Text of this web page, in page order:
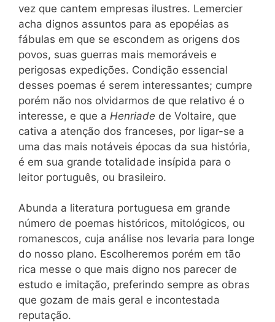
vez que cantem empresas ilustres. Lemercier
acha dignos assuntos para as epopéias as
fábulas em que se escondem as origens dos
povos, suas guerras mais memoráveis e
perigosas expedições. Condição essencial
desses poemas é serem interessantes; cumpre
porém não nos olvidarmos de que relativo é o
interesse, e que a Henriade de Voltaire, que
cativa a atenção dos franceses, por ligar-se a
uma das mais notáveis épocas da sua história,
é em sua grande totalidade insípida para o
leitor português, ou brasileiro.
Abunda a literatura portuguesa em grande
número de poemas históricos, mitológicos, ou
romanescos, cuja análise nos levaria para longe
do nosso plano. Escolheremos porém em tão
rica messe o que mais digno nos parecer de
estudo e imitação, preferindo sempre as obras
que gozam de mais geral e incontestada
reputação.